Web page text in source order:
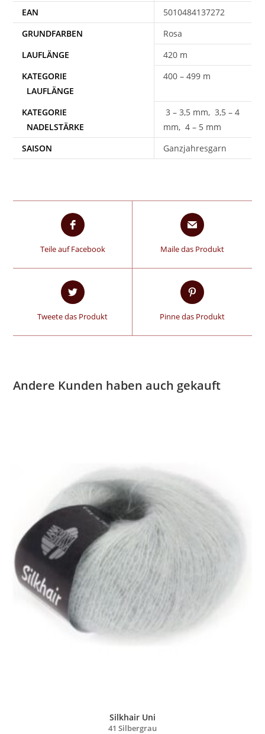
EAN
5010484137272
Rosa
420 m
400 – 499 m
3 – 3,5 mm, 3,5 – 4
mm, 4 – 5 mm
SAISON
Ganzjahresgarn
Teile auf Facebook Maile das Produkt
Tweete das Produkt Pinne das Produkt
Andere Kunden haben auch gekauft
Silkhair Uni
41 Silbergrau